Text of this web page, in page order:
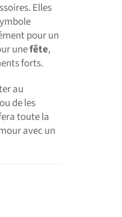
Elles
pour un
unefête,
forts.
au
de les
toute la
avec un